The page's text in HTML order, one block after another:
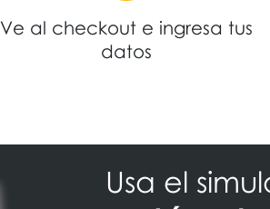
Ve al checkout e ingresa tus
datos
Usa el